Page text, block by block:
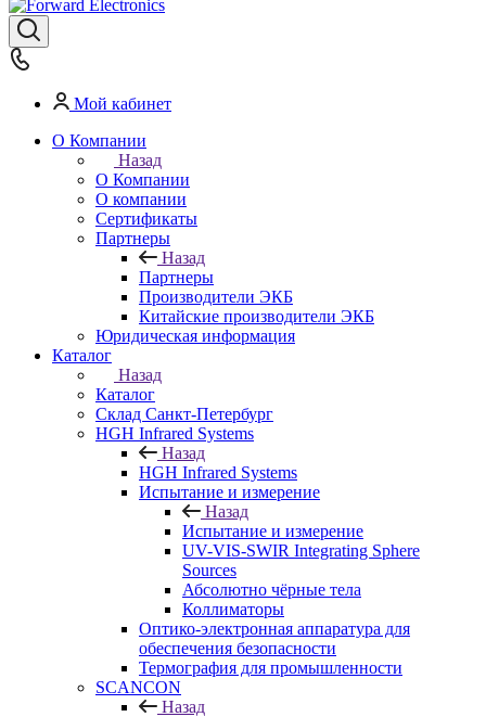
Мой кабинет
О Компании
Назад
О Компании
О компании
Сертификаты
Партнеры
Назад
Партнеры
Производители ЭКБ
Китайские производители ЭКБ
Юридическая информация
Каталог
Назад
Каталог
Cклад Санкт-Петербург
HGH Infrared Systems
Назад
HGH Infrared Systems
Испытание и измерение
Назад
Испытание и измерение
UV-VIS-SWIR Integrating Sphere
Sources
Абсолютно чёрные тела
Коллиматоры
Оптико-электронная аппаратура для
обеспечения безопасности
Термография для промышленности
SCANCON
Назад